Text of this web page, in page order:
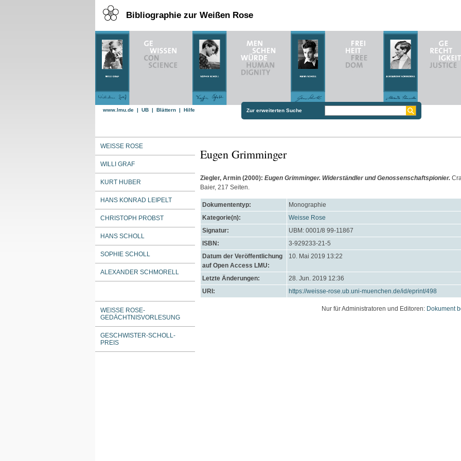
Bibliographie zur Weißen Rose
www.lmu.de| UB| Blättern| Hilfe Zur erweiterten Suche
WEISSE ROSE
WILLI GRAF
KURT HUBER
HANS KONRAD LEIPELT
CHRISTOPH PROBST
HANS SCHOLL
SOPHIE SCHOLL
ALEXANDER SCHMORELL
WEISSE ROSE-G
EDÄCHTNISVORLESUNG
GESCHWISTER-SCHOLL-
PREIS
Eugen Grimminger
Ziegler, Armin (2000): Eugen Grimminger. Widerständler und Genossenschaftspionier.
Baier, 217 Seiten.
Dokumententyp:
Monographie
Kategorie(n):
Weisse Rose
Signatur:
UBM: 0001/8 99-11867
ISBN:
3-929233-21-5
Datum der Veröffentlichung
auf Open Access LMU:
10. Mai 2019 13:22
Letzte Änderungen:
28. Jun. 2019 12:36
URI:
https://weisse-rose.ub.uni-muenchen.de/id/eprint/498
Nur für Administratoren und Editoren: Dokument